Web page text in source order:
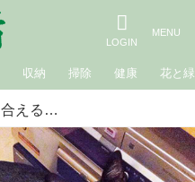
収納 掃除 健康 花と緑
言葉がなくても通じ合える「ピガ」と「ユピ」。ミュージシャン猫沢エミさんの猫時間｜天然ねこ生活